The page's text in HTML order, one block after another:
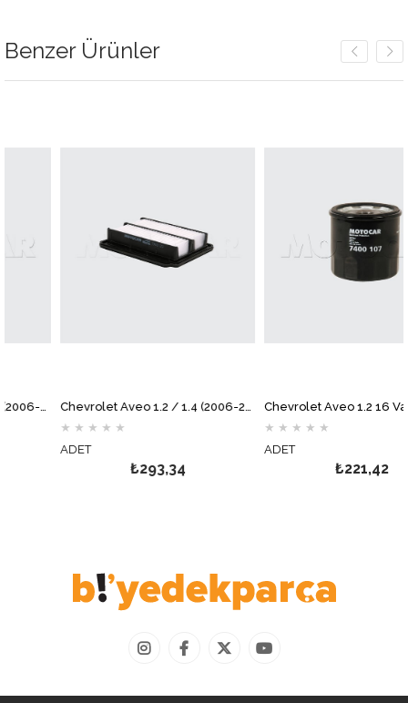
Benzer Ürünler
Chevrolet Aveo 1.2 8 Valf (2006-2008) Yağ Filtresi MOTOCAR
Chevrolet Aveo 1.2 / 1.4 (2006-2011) Hava Filtresi MOTOCAR
★ ★ ★
ADET
₺293,34
★ ★ ★
ADET
₺221,42